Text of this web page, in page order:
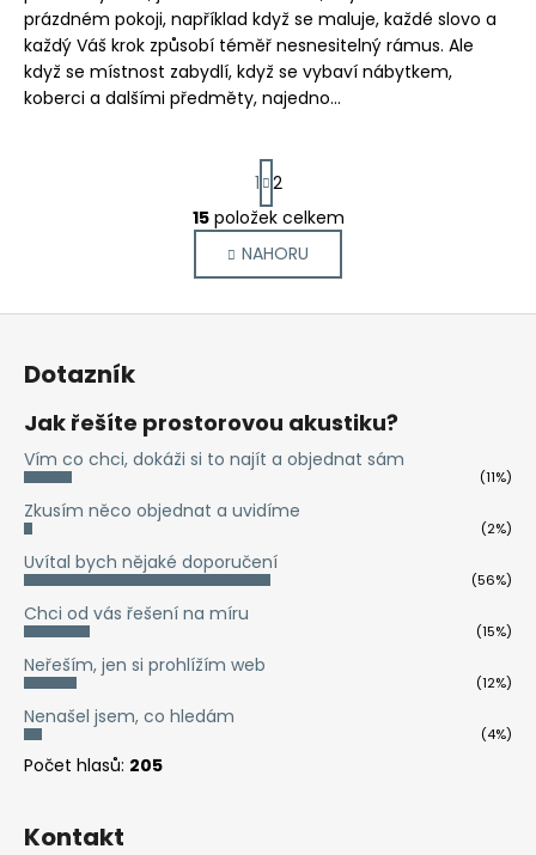
prázdném pokoji, například když se maluje, každé slovo a
každý Váš krok způsobí téměř nesnesitelný rámus. Ale
když se místnost zabydlí, když se vybaví nábytkem,
koberci a dalšími předměty, najedno...
O
v
l
á
í
p
r
k
v
S
t
r
á
n
k
1 2
15položek celkem
NAHORU
Z
Dotazník
Jak řešíte prostorovou akustiku?
Vím co chci, dokáži si to najít a objednat sám
(11%)
Zkusím něco objednat a uvidíme
(2%)
Uvítal bych nějaké doporučení
(56%)
Chci od vás řešení na míru
(15%)
Neřeším, jen si prohlížím web
(12%)
Nenašel jsem, co hledám
(4%)
Počet hlasů: 205
Kontakt